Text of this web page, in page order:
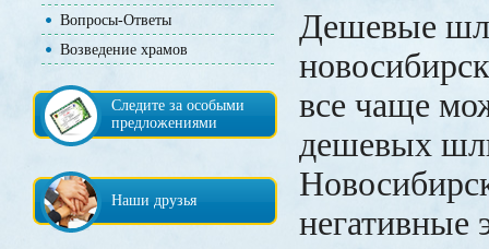
Вопросы-Ответы
Возведение храмов
Следите за особыми
предложениями
Наши друзья
Дешевые
все чаще
дешевых
негативные